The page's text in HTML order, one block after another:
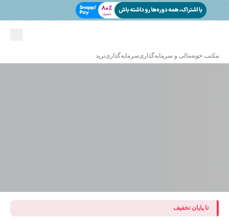
مکتب خونهمالی و سرمایه‌گذاریسرمایه‌گذاریترید
تا پایان تخفیف